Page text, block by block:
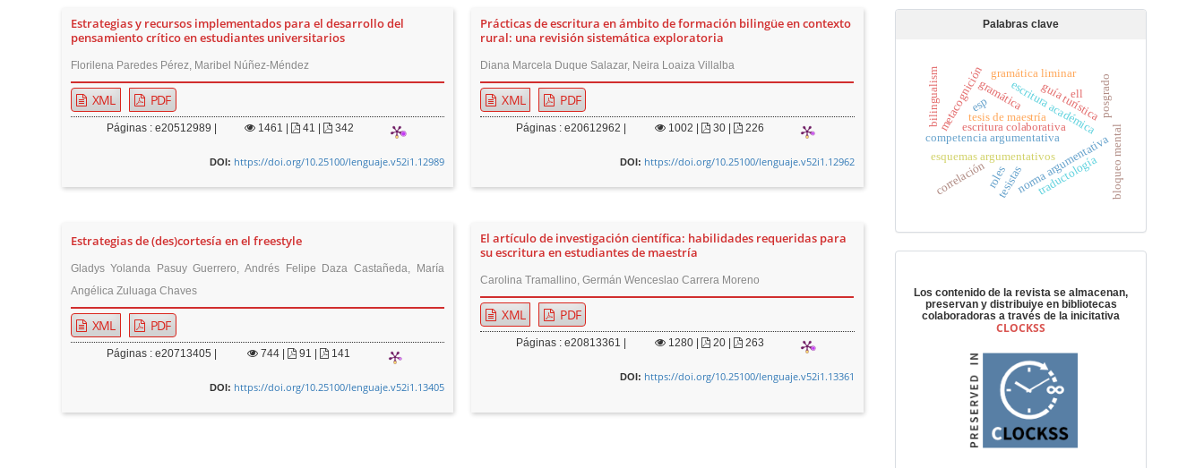
Estrategias y recursos implementados para el desarrollo del
pensamiento crítico en estudiantes universitarios
Florilena Paredes Pérez, Maribel Núñez-Méndez
XML PDF
Páginas : e20512989 | 1461 41 | 342
DOI: https://doi.org/10.25100/lenguaje.v52i1.12989
Prácticas de escritura en ámbito de formación bilingüe en contexto
rural: una revisión sistemática exploratoria
Diana Marcela Duque Salazar, Neira Loaiza Villalba
XML PDF
Páginas : e20612962 | 1002 30 | 226
DOI: https://doi.org/10.25100/lenguaje.v52i1.12962
Estrategias de (des)cortesía en el freestyle
Gladys Yolanda Pasuy Guerrero, Andrés Felipe Daza Castañeda, María
Angélica Zuluaga Chaves
XML PDF
Páginas : e20713405 | 744| 91 | 141
DOI: https://doi.org/10.25100/lenguaje.v52i1.13405
El artículo de investigación científica: habilidades requeridas para
su escritura en estudiantes de maestría
Carolina Tramallino, Germán Wenceslao Carrera Moreno
XML PDF
Páginas : e20813361 | 1280| 20 | 263
DOI: https://doi.org/10.25100/lenguaje.v52i1.13361
Palabras clave
competencia argumentativa
esquemas argumentativosnorma argumentativa
escritura colaborativa
metacognición
bloqueo mental
escritura académica
tesis de maestría
tesistas
gramática liminar
traductología
guía turística
gramática
correlación
bilingualism esp
ell
roles
posgrado
Los contenido de la revista se almacenan,
preservan y distribuiye en bibliotecas
colaboradoras a través de la inicitativa
CLOCKSS